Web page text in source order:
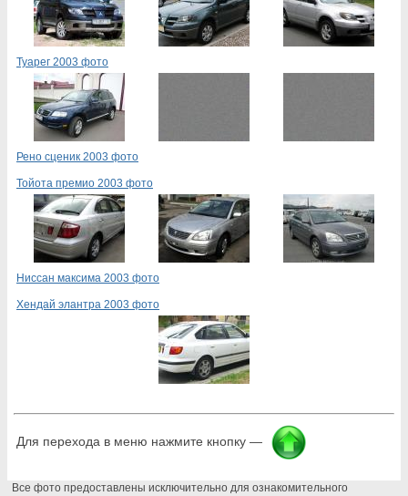
Туарег 2003 фото
Рено сценик 2003 фото
Тойота премио 2003 фото
Ниссан максима 2003 фото
Хендай элантра 2003 фото
Для перехода в меню нажмите кнопку —
Все фото предоставлены исключительно для ознакомительного